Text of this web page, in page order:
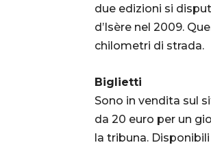
due edizioni si
d’Isère nel 2009.
chilometri di strada.
Biglietti
Sono in vendita sul
da 20 euro per un
la tribuna.